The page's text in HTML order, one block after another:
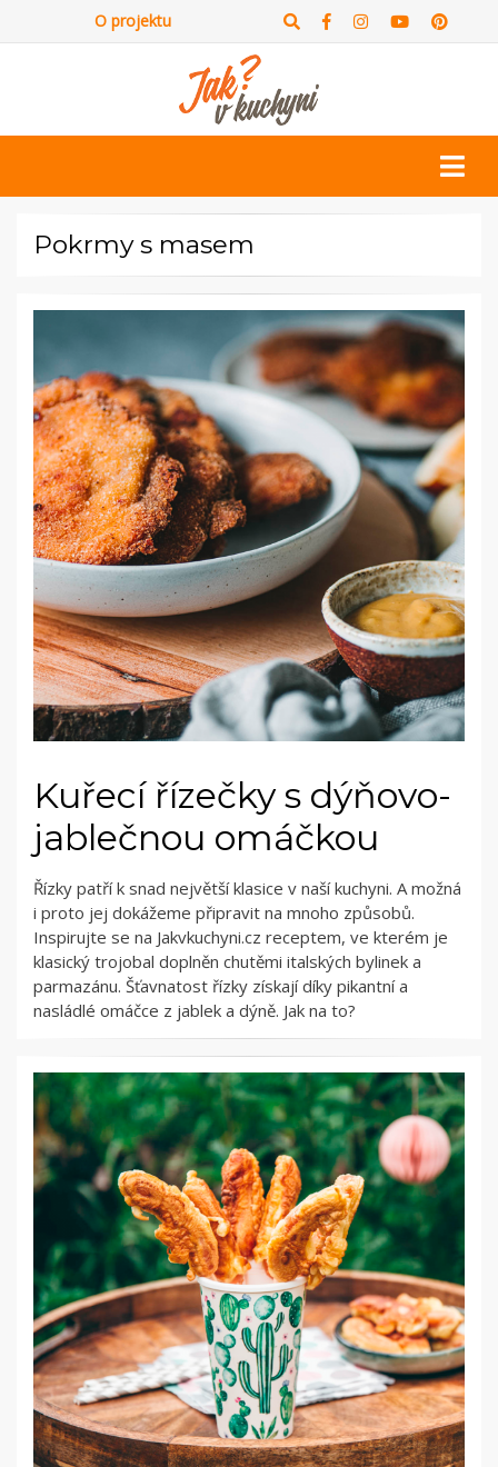
O projektu
Pokrmy s masem
Kuřecí řízečky s dýňovo-
jablečnou omáčkou
Řízky patří k snad největší klasice v naší kuchyni. A možná
i proto jej dokážeme připravit na mnoho způsobů.
Inspirujte se na Jakvkuchyni.cz receptem, ve kterém je
klasický trojobal doplněn chutěmi italských bylinek a
parmazánu. Šťavnatost řízky získají díky pikantní a
nasládlé omáčce z jablek a dýně. Jak na to?